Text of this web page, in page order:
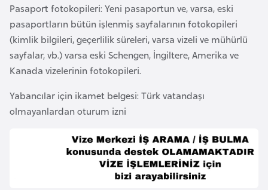
Pasaport fotokopileri: Yeni pasaportun ve, varsa, eski
pasaportların bütün işlenmiş sayfalarının fotokopileri
(kimlik bilgileri, geçerlilik süreleri, varsa vizeli ve mühürlü
sayfalar, vb.) varsa eski Schengen, İngiltere, Amerika ve
Kanada vizelerinin fotokopileri.
Yabancılar için ikamet belgesi: Türk vatandaşı
olmayanlardan oturum izni
n
a
H
e
r
s